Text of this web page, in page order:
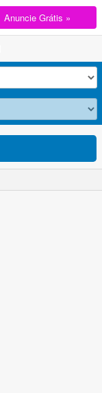
Anuncie Grátis »